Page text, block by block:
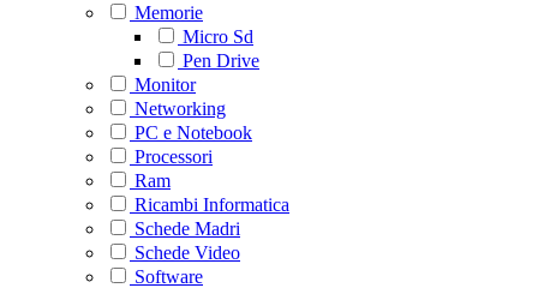
Memorie
Micro Sd
Pen Drive
Monitor
Networking
PC e Notebook
Processori
Ram
Ricambi Informatica
Schede Madri
Schede Video
Software